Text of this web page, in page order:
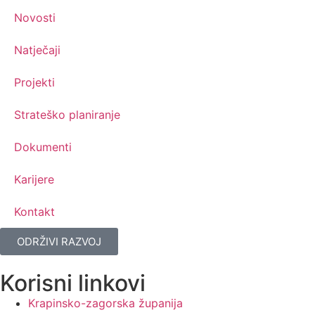
Novosti
Natječaji
Projekti
Strateško planiranje
Dokumenti
Karijere
Kontakt
ODRŽIVI RAZVOJ
Korisni linkovi
Krapinsko-zagorska županija